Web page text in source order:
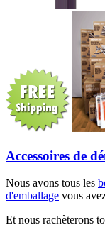
Accessoires de
Nous avons tous les
d'emballage vous
Et nous rachèterons